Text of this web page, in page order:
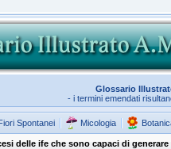
Glossario
- i termini emendati
Spontanei Micologia
delle ife che sono capaci di